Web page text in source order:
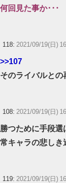
何回見た事か･･･
118: 2021/09/19(日)
>>107
そのライバルと
108: 2021/09/19(日)
勝つために手段
常キャラの悲しき
119: 2021/09/19(日)